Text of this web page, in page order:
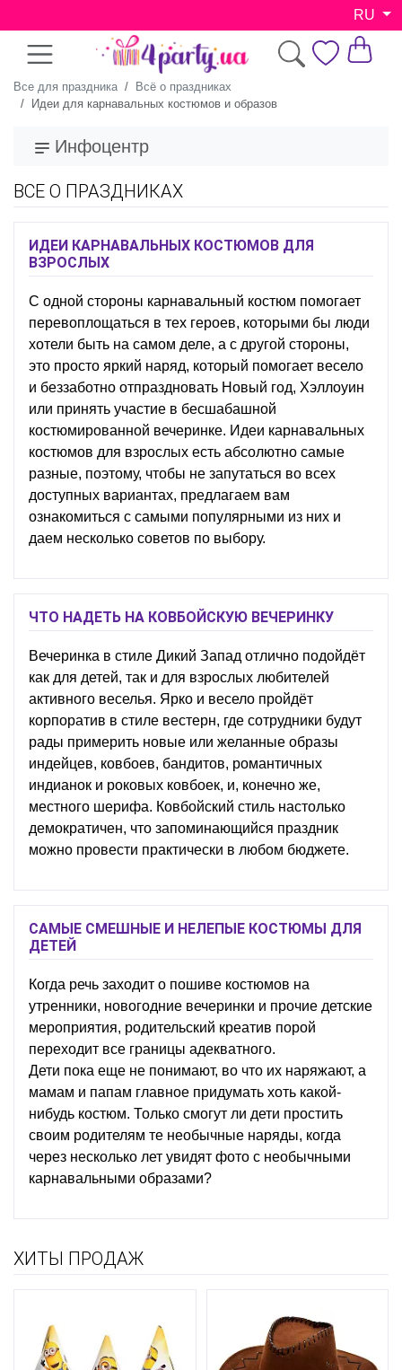
RU
Все для праздника
Всё о праздниках
Идеи для карнавальных костюмов и образов
Инфоцентр
ВСЕ О ПРАЗДНИКАХ
ИДЕИ КАРНАВАЛЬНЫХ КОСТЮМОВ ДЛЯ
ВЗРОСЛЫХ
С одной стороны карнавальный костюм помогает
перевоплощаться в тех героев, которыми бы люди
хотели быть на самом деле, а с другой стороны,
это просто яркий наряд, который помогает весело
и беззаботно отпраздновать Новый год, Хэллоуин
или принять участие в бесшабашной
костюмированной вечеринке. Идеи карнавальных
костюмов для взрослых есть абсолютно самые
разные, поэтому, чтобы не запутаться во всех
доступных вариантах, предлагаем вам
ознакомиться с самыми популярными из них и
даем несколько советов по выбору.
ЧТО НАДЕТЬ НА КОВБОЙСКУЮ ВЕЧЕРИНКУ
Вечеринка в стиле Дикий Запад отлично подойдёт
как для детей, так и для взрослых любителей
активного веселья. Ярко и весело пройдёт
корпоратив в стиле вестерн, где сотрудники будут
рады примерить новые или желанные образы
индейцев, ковбоев, бандитов, романтичных
индианок и роковых ковбоек, и, конечно же,
местного шерифа. Ковбойский стиль настолько
демократичен, что запоминающийся праздник
можно провести практически в любом бюджете.
САМЫЕ СМЕШНЫЕ И НЕЛЕПЫЕ КОСТЮМЫ ДЛЯ
ДЕТЕЙ
Когда речь заходит о пошиве костюмов на
утренники, новогодние вечеринки и прочие детские
мероприятия, родительский креатив порой
переходит все границы адекватного.
Дети пока еще не понимают, во что их наряжают, а
мамам и папам главное придумать хоть какой-
нибудь костюм. Только смогут ли дети простить
своим родителям те необычные наряды, когда
через несколько лет увидят фото с необычными
карнавальными образами?
ХИТЫ ПРОДАЖ